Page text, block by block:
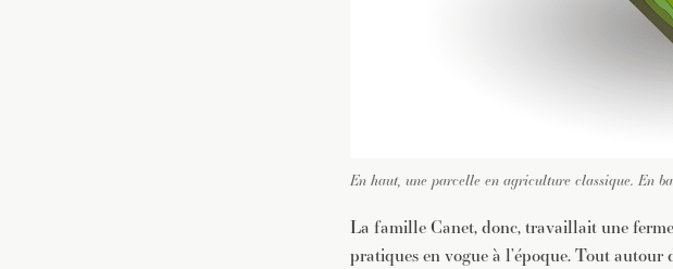
En haut, une parcelle en agriculture classique. En
La famille Canet, donc, travaillait une
pratiques en vogue à l’époque. Tout